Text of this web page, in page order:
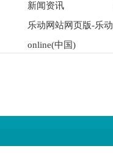
新闻资讯
乐动网站网页版-乐动
online(中国)